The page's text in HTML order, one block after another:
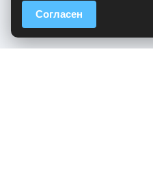
Согласен